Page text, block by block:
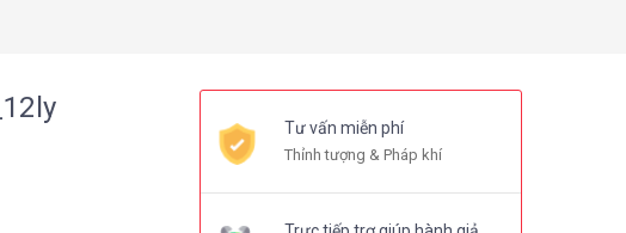
Tư vấn miễn phí
Thỉnh tượng & Pháp khí